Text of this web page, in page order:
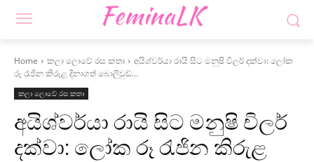
Home කලා ලොවේ රස කතා
අයිශ්වර්යා රායි සිට මනුෂි චිලර් දක්වා: ලෝක
රූ රැජින කිරුළ දිනාගත් බොලිවුඩ්...
කලා ලොවේ රස කතා
අයිශ්වර්යා රායි සිට මනුෂි චිලර්
දක්වා: ලෝක රූ රැජින කිරුළ